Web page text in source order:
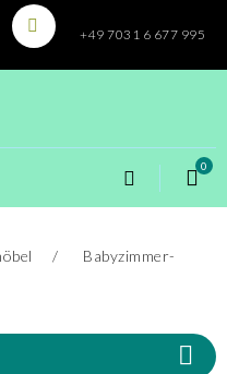
+49 7031 6 677 995
0
Babyzimmer-